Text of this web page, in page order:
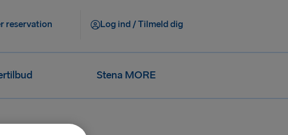
reservation Log ind / Tilmeld dig
Stena MORE